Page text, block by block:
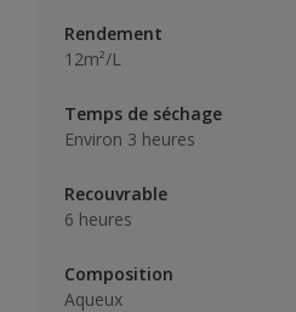
Rendement
12m²/L
Temps de séchage
Environ 3 heures
Recouvrable
6 heures
Composition
Aqueux